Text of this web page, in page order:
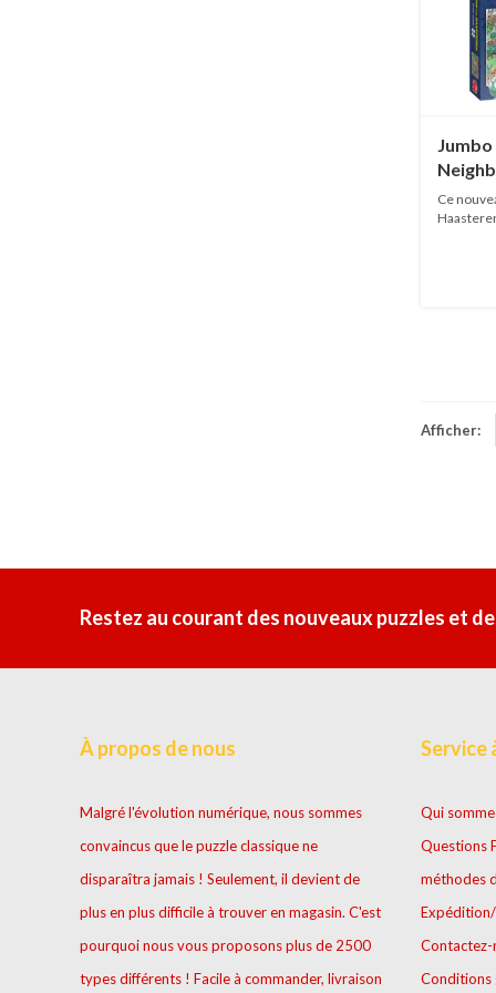
Jumbo
1000
Ce
Afficher:
Restez au courant des nouveaux puzzles et
À propos de nous
Malgré l'évolution numérique, nous sommes
convaincus que le puzzle classique ne
disparaîtra jamais ! Seulement, il devient de
plus en plus difficile à trouver en magasin. C'est
pourquoi nous vous proposons plus de 2500
types différents ! Facile à commander, livraison
Service
Qui
Questions
méthodes
Contactez-
Conditions